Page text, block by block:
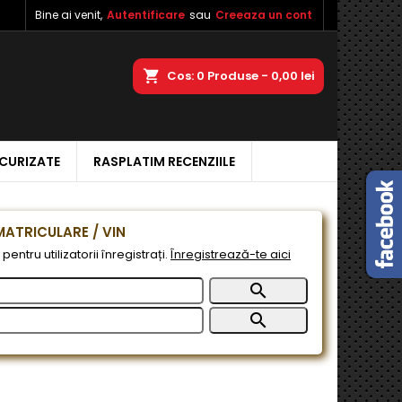
Bine ai venit, Autentificare sau Creeaza un cont
Cos 0 Produse - 0,00 lei
RASPLATIM RECENZIILE
/ VIN
utilizatorii înregistrați. Înregistrează-te aici

